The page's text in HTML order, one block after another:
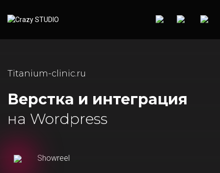
Titanium-clinic.ru
Верстка и интеграция
на Wordpress
Showreel